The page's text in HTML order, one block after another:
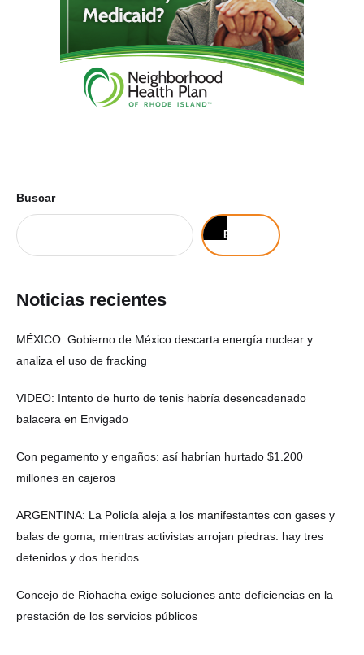
Buscar
Buscar
Noticias recientes
MÉXICO: Gobierno de México descarta energía nuclear y
analiza el uso de fracking
VIDEO: Intento de hurto de tenis habría desencadenado
balacera en Envigado
Con pegamento y engaños: así habrían hurtado $1.200
millones en cajeros
ARGENTINA: La Policía aleja a los manifestantes con gases y
balas de goma, mientras activistas arrojan piedras: hay tres
detenidos y dos heridos
Concejo de Riohacha exige soluciones ante deficiencias en la
prestación de los servicios públicos